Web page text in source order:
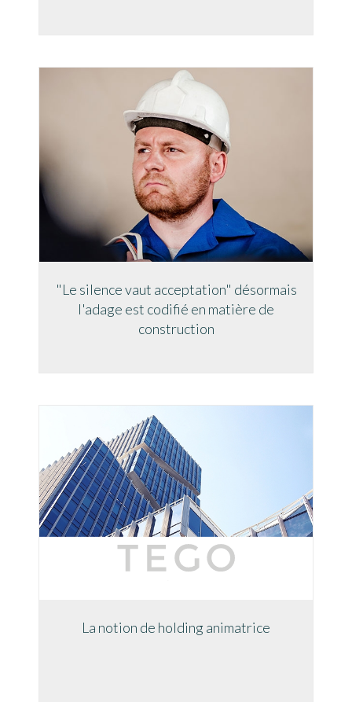
"Le silence vaut acceptation" désormais
l'adage est codifié en matière de
construction
La notion de holding animatrice